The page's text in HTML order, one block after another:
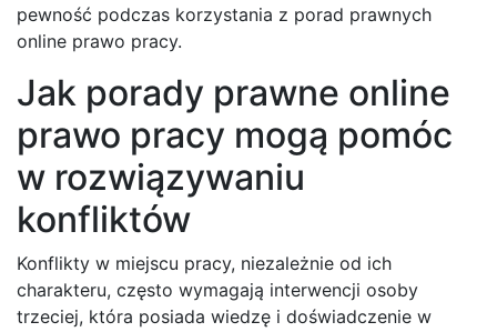
pewność podczas korzystania z porad prawnych
online prawo pracy.
Jak porady prawne online
prawo pracy mogą pomóc
w rozwiązywaniu
konfliktów
Konflikty w miejscu pracy, niezależnie od ich
charakteru, często wymagają interwencji osoby
trzeciej, która posiada wiedzę i doświadczenie w